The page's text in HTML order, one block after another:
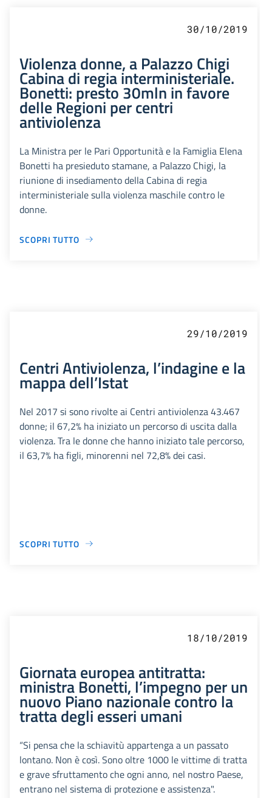
30/10/2019
Violenza donne, a Palazzo Chigi
Cabina di regia interministeriale.
Bonetti: presto 30mln in favore
delle Regioni per centri
antiviolenza
La Ministra per le Pari Opportunità e la Famiglia Elena
Bonetti ha presieduto stamane, a Palazzo Chigi, la
riunione di insediamento della Cabina di regia
interministeriale sulla violenza maschile contro le
donne.
SCOPRI TUTTO
29/10/2019
Centri Antiviolenza, l’indagine e la
mappa dell’Istat
Nel 2017 si sono rivolte ai Centri antiviolenza 43.467
donne; il 67,2% ha iniziato un percorso di uscita dalla
violenza. Tra le donne che hanno iniziato tale percorso,
il 63,7% ha figli, minorenni nel 72,8% dei casi.
SCOPRI TUTTO
18/10/2019
Giornata europea antitratta:
ministra Bonetti, l’impegno per un
nuovo Piano nazionale contro la
tratta degli esseri umani
“Si pensa che la schiavitù appartenga a un passato
lontano. Non è così. Sono oltre 1000 le vittime di tratta
e grave sfruttamento che ogni anno, nel nostro Paese,
entrano nel sistema di protezione e assistenza".